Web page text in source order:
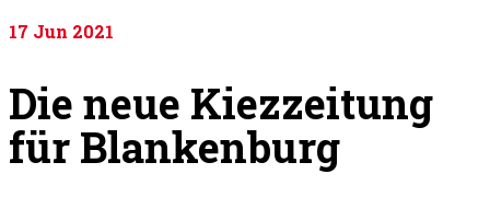
17 Jun 2021
Die neue Kiezzeitung
für Blankenburg